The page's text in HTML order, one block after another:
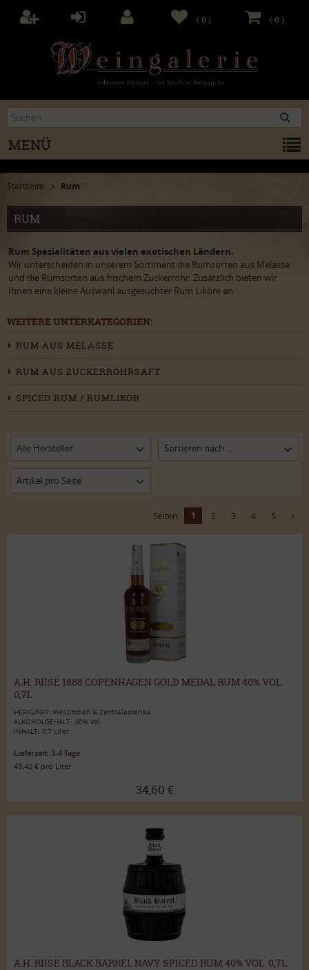
(0 )
(0 )
MENÜ
Startseite Rum
RUM
Rum Spezialitäten aus vielen exotischen Ländern.
Wir unterscheiden in unserem Sortiment die Rumsorten aus Melasse
und die Rumsorten aus frischem Zuckerrohr. Zusätzlich bieten wir
Ihnen eine kleine Auswahl ausgesuchter Rum Liköre an.
WEITERE UNTERKATEGORIEN:
RUM AUS MELASSE
RUM AUS ZUCKERROHRSAFT
SPICED RUM / RUMLIKÖR
Alle Hersteller Sortieren nach ...
Artikel pro Seite
Seiten: 1 2 3 4 5
A.H. RIISE 1888 COPENHAGEN GOLD MEDAL RUM 40% VOL.
0,7L
HERKUNFT: Westindien & Zentralamerika
ALKOHOLGEHALT: 40% vol.
INHALT: 0,7 Liter
Lieferzeit: 3-4 Tage
49,42 € pro Liter
34,60 €
A.H. RIISE BLACK BARREL NAVY SPICED RUM 40% VOL. 0,7L